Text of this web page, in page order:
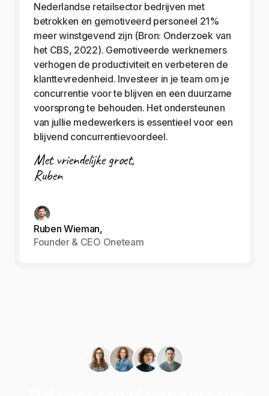
Nederlandse retailsector bedrijven met
betrokken en gemotiveerd personeel 21%
meer winstgevend zijn (Bron: Onderzoek van
het CBS, 2022). Gemotiveerde werknemers
verhogen de productiviteit en verbeteren de
klanttevredenheid. Investeer in je team om je
concurrentie voor te blijven en een duurzame
voorsprong te behouden. Het ondersteunen
van jullie medewerkers is essentieel voor een
blijvend concurrentievoordeel.
Met vriendelijke groet,
Ruben
Ruben Wieman,
Founder & CEO Oneteam